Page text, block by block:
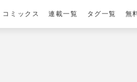
コミックス 連載一覧 タグ一覧 無